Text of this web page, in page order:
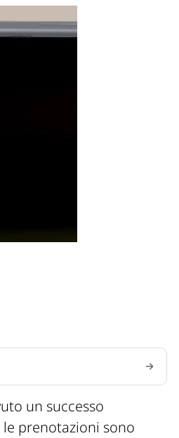
un successo
le prenotazioni sono